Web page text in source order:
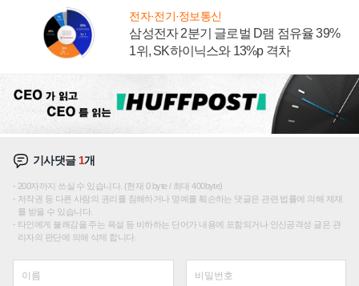
전자·전기·정보통신
삼성전자 2분기 글로벌 D램 점유율 39%
1위, SK하이닉스와 13%p 격차
기사댓글1개
200자까지 쓰실 수 있습니다. (현재 0 byte / 최대 400byte)
저작권 등 다른 사람의 권리를 침해하거나 명예를 훼손하는 댓글은 관련 법률에 의해 제재
를 받을 수 있습니다.
타인에게 불쾌감을 주는 욕설 등 비하하는 단어가 내용에 포함되거나 인신공격성 글은 관
리자의 판단에 의해 삭제 합니다.